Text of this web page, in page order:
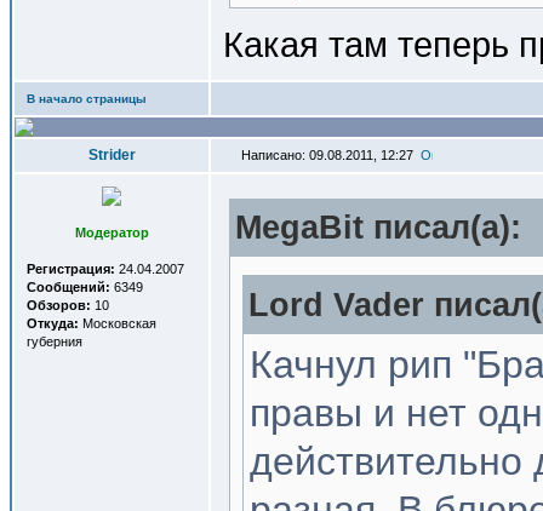
Какая там теперь
В начало страницы
Strider Написано: 09.08.2011, 12:27
Модератор
Регистрация: 24.04.2007
Сообщений: 6349
Обзоров: 10
Откуда: Московская
губерния
MegaBit писал(a):
Lord Vader
Качнул рип
правы и нет
действительно